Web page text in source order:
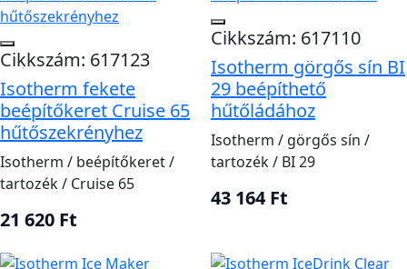
Cikkszám: 617123
Isotherm fekete
beépítőkeret Cruise 65
hűtőszekrényhez
Isotherm / beépítőkeret /
tartozék / Cruise 65
21 620 Ft
Cikkszám: 617110
Isotherm görgős sín BI
29 beépíthető
hűtőládához
Isotherm / görgős sín /
tartozék / BI 29
43 164 Ft